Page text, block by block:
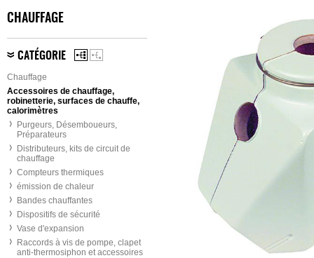
CHAUFFAGE
CATÉGORIE
Chauffage
Accessoires de chauffage,
robinetterie, surfaces de chauffe,
calorimètres
Purgeurs, Désemboueurs,
Préparateurs
Distributeurs, kits de circuit de
chauffage
Compteurs thermiques
émission de chaleur
Bandes chauffantes
Dispositifs de sécurité
Vase d'expansion
Raccords à vis de pompe, clapet
anti-thermosiphon et accessoires